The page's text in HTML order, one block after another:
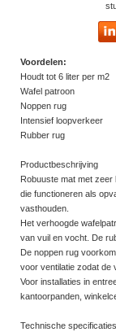
Voordelen:
Houdt tot 6 liter per m2
Wafel patroon
Noppen rug
Intensief loopverkeer
Rubber rug
Productbeschrijving
Robuuste mat met
die functioneren als
vasthouden.
Het verhoogde
van vuil en vocht. De
De noppen rug
voor ventilatie zodat de
Voor installaties in
kantoorpanden,
Technische